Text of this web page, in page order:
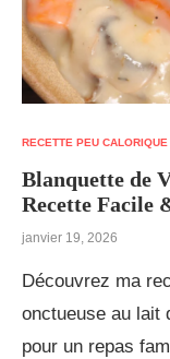
RECETTE PEU CALORIQUE
Blanquette de
Recette Facile
janvier 19, 2026
Découvrez ma
onctueuse au lait
pour un repas